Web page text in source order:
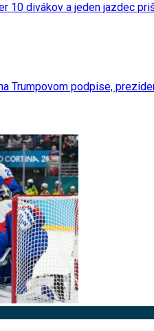
10 divákov a jeden jazdec
Trumpovom podpise,